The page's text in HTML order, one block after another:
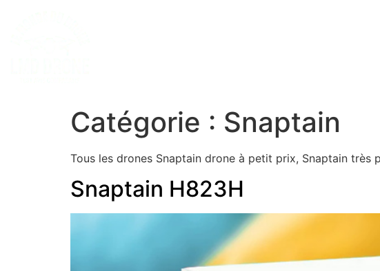
Catégorie : Snaptain
Tous les drones Snaptain drone à petit prix, Snaptain
Snaptain H823H